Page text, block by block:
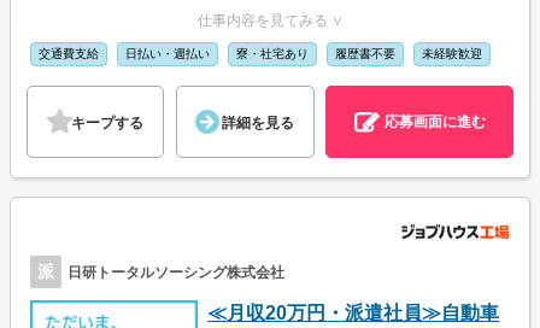
仕事内容を見てみる ∨
交通費支給 日払い・週払い 寮・社宅あり 履歴書不要 未経験歓迎
キープする 詳細を見る 応募画面に進む
派 日研トータルソーシング株式会社
≪月収20万円・派遣社員≫自動車